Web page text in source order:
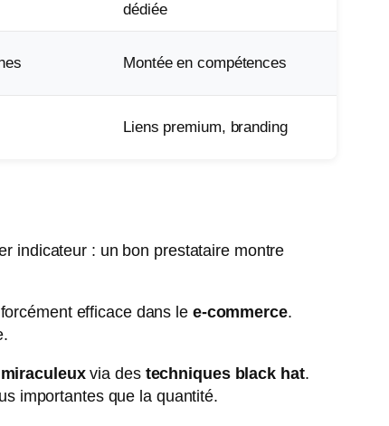
dédiée
Montée en compétences
Liens premium, branding
indicateur : un bon prestataire montre
efficace dans le e-commerce.
via des techniques black hat.
importantes que la quantité.